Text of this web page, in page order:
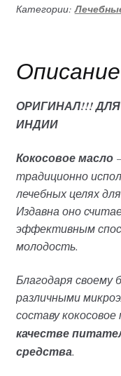
холодного
159,3гр
Категории:
Описание
ОРИГИНАЛ!!!
ИНДИИ
Кокосовое масло
традиционно
лечебных целях
Издавна оно
эффективным
молодость.
Благодаря своему
различными
составу
качестве
средства.